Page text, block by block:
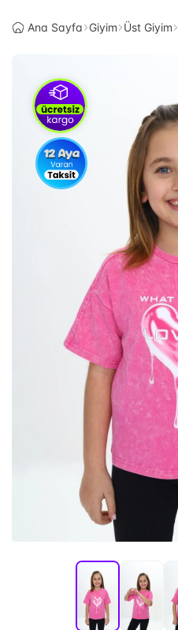
Ana Sayfa Giyim Üst Giyim